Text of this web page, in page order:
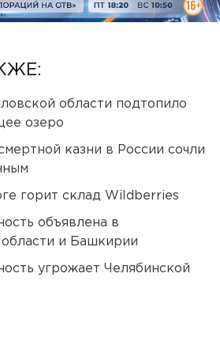
области подтопило
озеро
казни в России сочли
горит склад Wildberries
объявлена в
и Башкирии
угрожает Челябинской